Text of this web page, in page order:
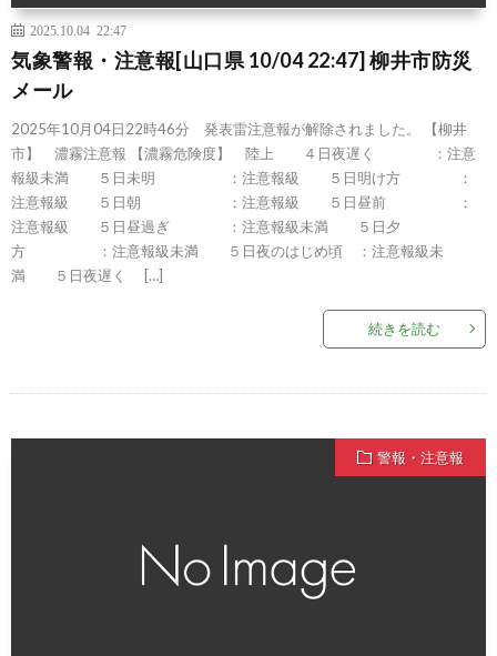
2025.10.04 22:47
気象警報・注意報[山口県 10/04 22:47] 柳井市防災
メール
2025年10月04日22時46分 発表雷注意報が解除されました。 【柳井
市】 濃霧注意報 【濃霧危険度】 陸上 ４日夜遅く ：注意
報級未満 ５日未明 ：注意報級 ５日明け方 ：
注意報級 ５日朝 ：注意報級 ５日昼前 ：
注意報級 ５日昼過ぎ ：注意報級未満 ５日夕
方 ：注意報級未満 ５日夜のはじめ頃 ：注意報級未
満 ５日夜遅く […]
続きを読む
警報・注意報